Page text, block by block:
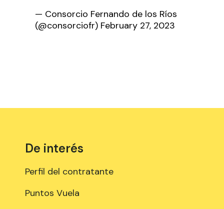
— Consorcio Fernando de los Ríos
(@consorciofr) February 27, 2023
De interés
Perfil del contratante
Puntos Vuela